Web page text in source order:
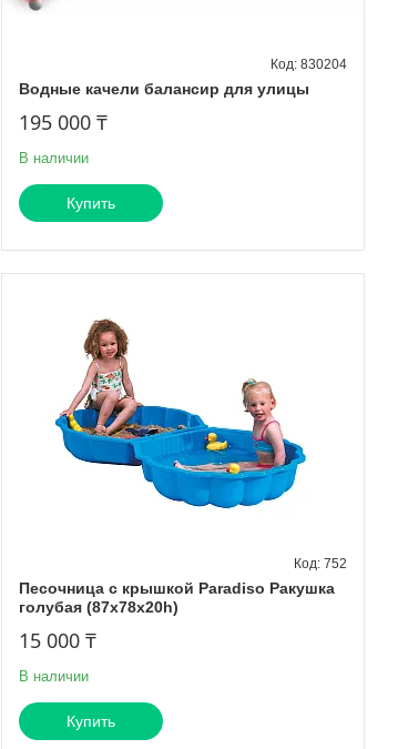
Водные качели балансир для улицы
830204
195 000 ₸
В наличии
Купить
Песочница с крышкой Paradiso Ракушка
голубая (87x78x20h)
752
15 000 ₸
В наличии
Купить